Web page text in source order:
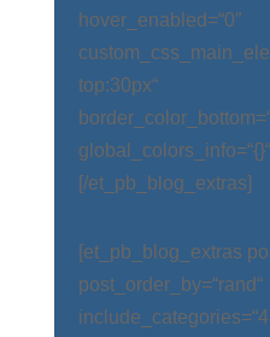
hover_enabled=“0″
top:30px“
[/et_pb_blog_extras]
[et_pb_blog_extras
post_order_by=“rand“